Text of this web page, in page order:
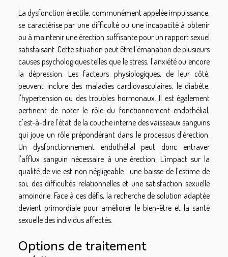
La dysfonction érectile, communément appelée impuissance,
se caractérise par une difficulté ou une incapacité à obtenir
ou à maintenir une érection suffisante pour un rapport sexuel
satisfaisant. Cette situation peut être l'émanation de plusieurs
causes psychologiques telles que le stress, l'anxiété ou encore
la dépression. Les facteurs physiologiques, de leur côté,
peuvent inclure des maladies cardiovasculaires, le diabète,
l'hypertension ou des troubles hormonaux. Il est également
pertinent de noter le rôle du fonctionnement endothélial,
c'est-à-dire l'état de la couche interne des vaisseaux sanguins
qui joue un rôle prépondérant dans le processus d'érection.
Un dysfonctionnement endothélial peut donc entraver
l'afflux sanguin nécessaire à une érection. L'impact sur la
qualité de vie est non négligeable : une baisse de l'estime de
soi, des difficultés relationnelles et une satisfaction sexuelle
amoindrie. Face à ces défis, la recherche de solution adaptée
devient primordiale pour améliorer le bien-être et la santé
sexuelle des individus affectés.
Options de traitement